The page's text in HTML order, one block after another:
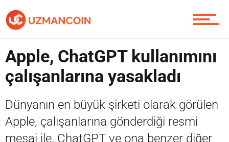
Piyasa
Soru Sor
Apple, ChatGPT kullanımını
çalışanlarına yasakladı
Dünyanın en büyük şirketi olarak görülen
Apple, çalışanlarına gönderdiği resmi
mesaj ile, ChatGPT ve ona benzer diğer